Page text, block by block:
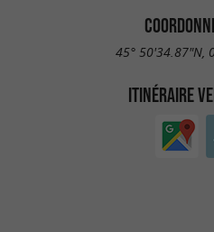
45° 50'34.87"N,
ITINÉRAIRE